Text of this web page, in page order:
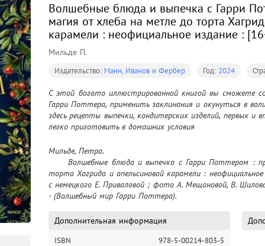
Волшебные блюда и выпечка с Гарри
магия от хлеба на метле до торта
карамели : неофициальное издание :
Мильде П.
Издательство: Манн, Иванов и Фербер Год: 2024
С этой богато иллюстрированной книгой вы сможете
Гарри Поттера, применить заклинания и окунуться в
здесь рецепты выпечки, кондитерских изделий, первых
легко приготовить в домашних условия
Мильде, Петра.
	Волшебные блюда и выпечка с Гарри Поттером : праздничная магия от хлеба на метле до
торта Хагрида и апельсиновой карамели :
с немецкого Е. Приваловой ; фото А. Мещановой, В.
- (Волшебный мир Гарри Поттера).
Дополнительная информация
ISBN
978-5-00214-803-5